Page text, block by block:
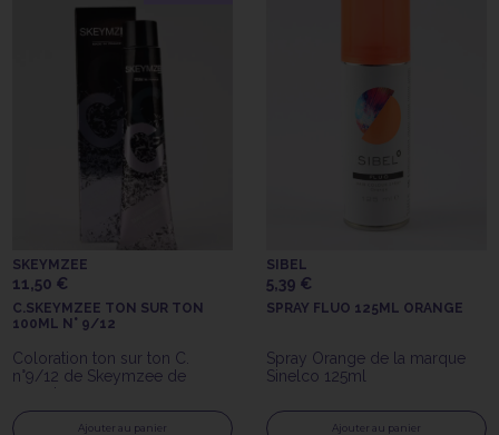
SKEYMZEE
11,50 €
C.SKEYMZEE TON SUR TON
100ML N° 9/12
Coloration ton sur ton C.
n°9/12 de Skeymzee de
100ml
Ajouter au panier
SIBEL
5,39 €
SPRAY FLUO 125ML ORANGE
Spray Orange de la marque
Sinelco 125ml
Ajouter au panier